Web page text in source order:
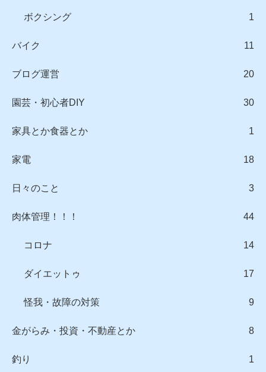
ボクシング 1
バイク 11
ブログ運営 20
園芸・初心者DIY 30
家具とか食器とか 1
家電 18
日々のこと 3
肉体管理！！！ 44
コロナ 14
ダイエットゥ 17
怪我・故障の対策 9
金がらみ・投資・不動産とか 8
釣り 1